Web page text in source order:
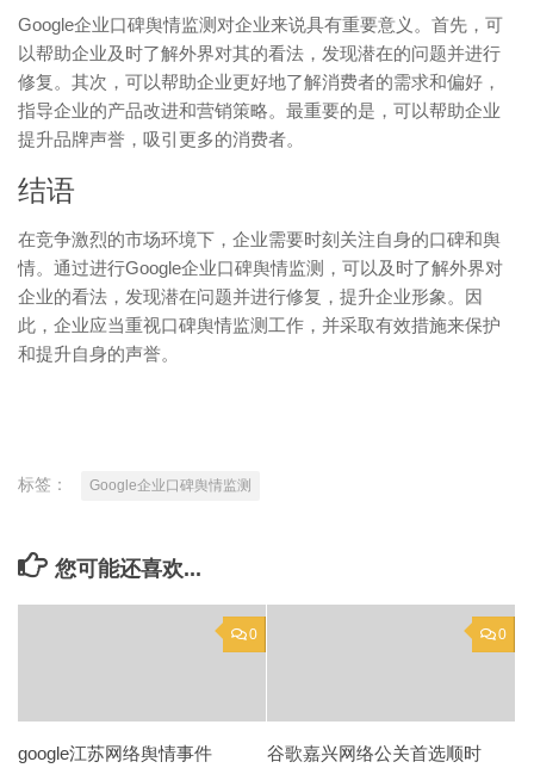
Google企业口碑舆情监测对企业来说具有重要意义。首先，可
以帮助企业及时了解外界对其的看法，发现潜在的问题并进行
修复。其次，可以帮助企业更好地了解消费者的需求和偏好，
指导企业的产品改进和营销策略。最重要的是，可以帮助企业
提升品牌声誉，吸引更多的消费者。
结语
在竞争激烈的市场环境下，企业需要时刻关注自身的口碑和舆
情。通过进行Google企业口碑舆情监测，可以及时了解外界对
企业的看法，发现潜在问题并进行修复，提升企业形象。因
此，企业应当重视口碑舆情监测工作，并采取有效措施来保护
和提升自身的声誉。
标签： Google企业口碑舆情监测
您可能还喜欢...
0
google江苏网络舆情事件
0
谷歌嘉兴网络公关首选顺时